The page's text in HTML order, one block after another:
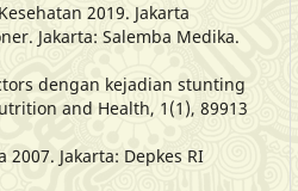
2019. Jakarta
Jakarta: Salemba Medika.
dengan kejadian stunting
and Health, 1(1), 89913
Jakarta: Depkes RI